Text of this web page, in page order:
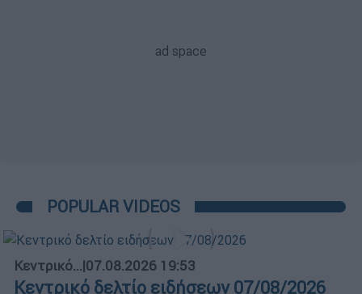
POPULAR VIDEOS
Κεντρικό...|07.08.2026 19:53
Κεντρικό δελτίο ειδήσεων 07/08/2026